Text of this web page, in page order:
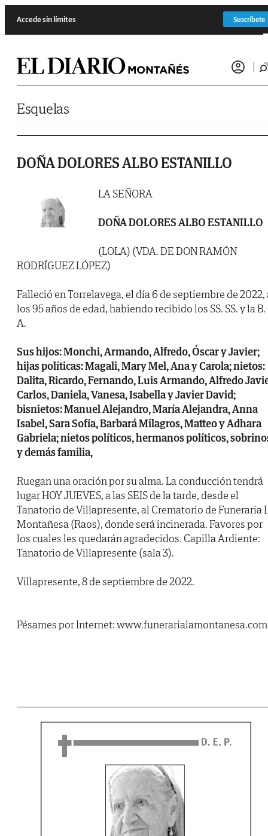
Accede sin límites Suscríbete
Esquelas
DOÑA DOLORES ALBO ESTANILLO
LA SEÑORA
DOÑA DOLORES ALBO ESTANILLO
(LOLA) (VDA. DE DON RAMÓN
RODRÍGUEZ LÓPEZ)
Falleció en Torrelavega, el día 6 de septiembre de 2022,
los 95 años de edad, habiendo recibido los SS. SS. y la B.
A.
Sus hijos: Monchi, Armando, Alfredo, Óscar y Javier;
hijas políticas: Magali, Mary Mel, Ana y Carola; nietos:
Dalita, Ricardo, Fernando, Luis Armando, Alfredo
Carlos, Daniela, Vanesa, Isabella y Javier David;
bisnietos: Manuel Alejandro, María Alejandra, Anna
Isabel, Sara Sofía, Barbará Milagros, Matteo y Adhara
Gabriela; nietos políticos, hermanos políticos,
y demás familia,
Ruegan una oración por su alma. La conducción tendrá
lugar HOY JUEVES, a las SEIS de la tarde, desde el
Tanatorio de Villapresente, al Crematorio de Funeraria
Montañesa (Raos), donde será incinerada. Favores por
los cuales les quedarán agradecidos. Capilla Ardiente:
Tanatorio de Villapresente (sala 3).
Villapresente, 8 de septiembre de 2022.
Pésames por Internet: www.funerarialamontanesa.com